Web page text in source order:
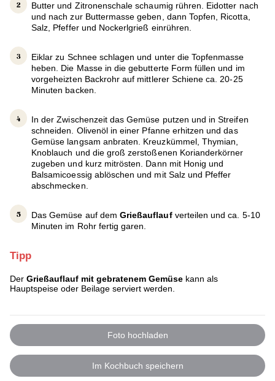
Butter und Zitronenschale schaumig rühren. Eidotter nach
und nach zur Buttermasse geben, dann Topfen, Ricotta,
Salz, Pfeffer und Nockerlgrieß einrühren.
Eiklar zu Schnee schlagen und unter die Topfenmasse
heben. Die Masse in die gebutterte Form füllen und im
vorgeheizten Backrohr auf mittlerer Schiene ca. 20-25
Minuten backen.
In der Zwischenzeit das Gemüse putzen und in Streifen
schneiden. Olivenöl in einer Pfanne erhitzen und das
Gemüse langsam anbraten. Kreuzkümmel, Thymian,
Knoblauch und die groß zerstoßenen Korianderkörner
zugeben und kurz mitrösten. Dann mit Honig und
Balsamicoessig ablöschen und mit Salz und Pfeffer
abschmecken.
Das Gemüse auf dem Grießauflauf verteilen und ca. 5-10
Minuten im Rohr fertig garen.
Tipp
Der Grießauflauf mit gebratenem Gemüse kann als
Hauptspeise oder Beilage serviert werden.
Foto hochladen
Im Kochbuch speichern